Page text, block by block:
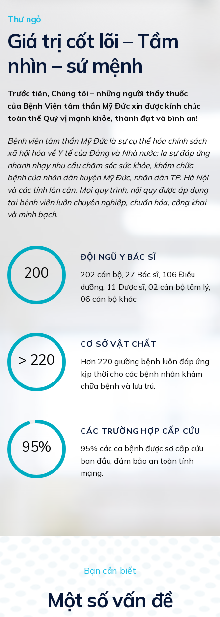
Thư ngỏ
Giá trị cốt lõi – Tầm
nhìn – sứ mệnh
Trước tiên, Chúng tôi – những người thầy thuốc
của Bệnh Viện tâm thần Mỹ Đức xin được kính chúc
toàn thể Quý vị mạnh khỏe, thành đạt và bình an!
Bệnh viện tâm thần Mỹ Đức là sự cụ thể hóa chính sách
xã hội hóa về Y tế của Đảng và Nhà nước; là sự đáp ứng
nhanh nhạy nhu cầu chăm sóc sức khỏe, khám chữa
bệnh của nhân dân huyện Mỹ Đức, nhân dân TP. Hà Nội
và các tỉnh lân cận. Mọi quy trình, nội quy được áp dụng
tại bệnh viện luôn chuyên nghiệp, chuẩn hóa, công khai
và minh bạch.
200
ĐỘI NGŨ Y BÁC SĨ
202 cán bộ, 27 Bác sĩ, 106 Điều
dưỡng, 11 Dược sĩ, 02 cán bộ tâm lý,
06 cán bộ khác
> 220
CƠ SỞ VẬT CHẤT
Hơn 220 giường bệnh luôn đáp ứng
kịp thời cho các bệnh nhân khám
chữa bệnh và lưu trú.
95%
CÁC TRƯỜNG HỢP CẤP CỨU
95% các ca bệnh được sơ cấp cứu
ban đầu, đảm bảo an toàn tính
mạng.
Bạn cần biết
Một số vấn đề